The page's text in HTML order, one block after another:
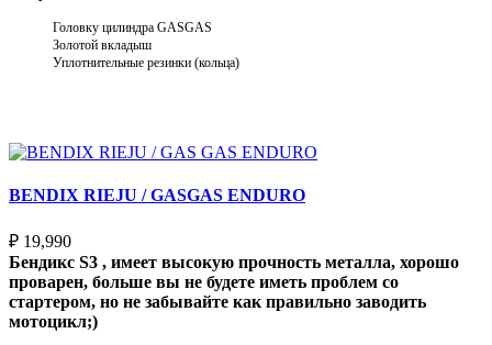
Головку цилиндра GASGAS
Золотой вкладыш
Уплотнительные резинки (кольца)
BENDIX RIEJU / GASGAS ENDURO
₽ 19,990
Бендикс S3 , имеет высокую прочность металла, хорошо
проварен, больше вы не будете иметь проблем со
стартером, но не забывайте как правильно заводить
мотоцикл;)